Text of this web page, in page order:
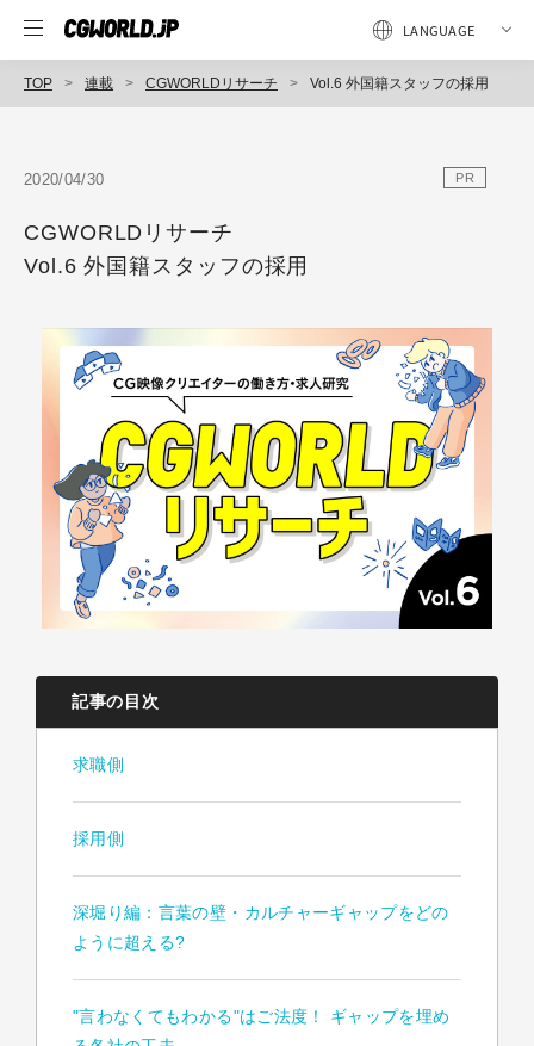
TOP 連載 CGWORLDリサーチ Vol.6 外国籍スタッフの採用
2020/04/30 PR
CGWORLDリサーチ
Vol.6 外国籍スタッフの採用
記事の目次
求職側
採用側
深堀り編：言葉の壁・カルチャーギャップをどの
ように超える?
"言わなくてもわかる"はご法度！ ギャップを埋め